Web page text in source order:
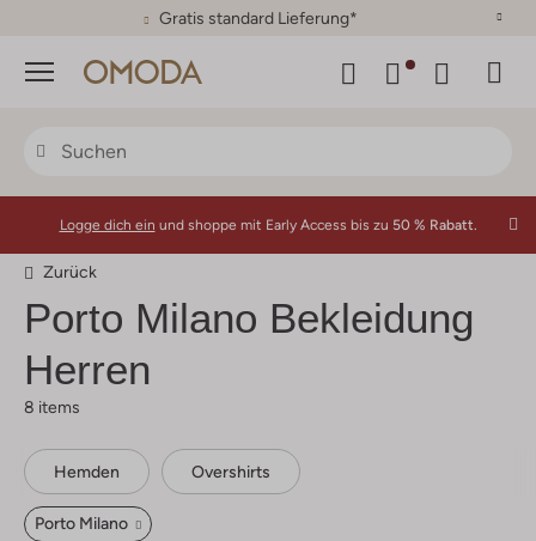
30 Tage Rückgaberecht
Menü
Logge dich ein und shoppe mit Early Access bis zu 50 % Rabatt.
Zurück
Porto Milano Bekleidung
Herren
8 items
Hemden Overshirts
Porto Milano